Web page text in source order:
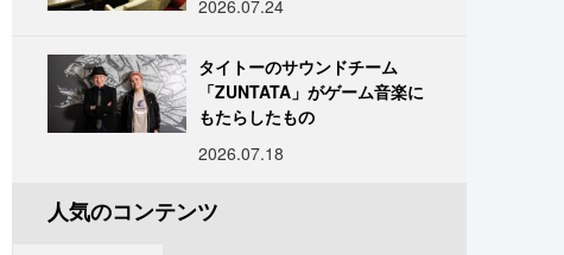
2026.07.24
タイトーのサウンドチーム
「ZUNTATA」がゲーム音楽に
もたらしたもの
2026.07.18
人気のコンテンツ